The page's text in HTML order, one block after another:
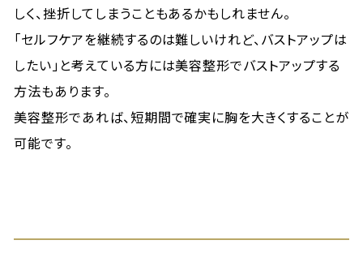
しく、挫折してしまうこともあるかもしれません。
「セルフケアを継続するのは難しいけれど、バストアップは
したい」と考えている方には美容整形でバストアップする
方法もあります。
美容整形であれば、短期間で確実に胸を大きくすることが
可能です。